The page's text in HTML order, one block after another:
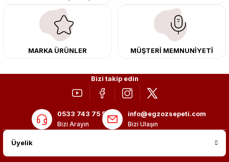
kargo ile teslimat gerçekleştiriyoruz. Aracınıza değer katmak için doğru
adres: Egzoz Sepeti.
MARKA ÜRÜNLER MÜŞTERİ MEMNUNİYETİ
Bizi takip edin
0533 743 75 56
Bizi Arayın
info@egzozsepeti.com
Bizi Ulaşın
Üyelik